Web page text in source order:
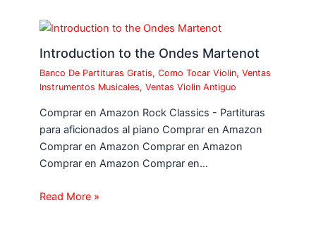
Introduction to the Ondes Martenot
Banco De Partituras Gratis,Como Tocar Violin,Ventas
Instrumentos Musicales,Ventas Violin Antiguo
Comprar en Amazon Rock Classics - Partituras
para aficionados al piano Comprar en Amazon
Comprar en Amazon Comprar en Amazon
Comprar en Amazon Comprar en…
Read More »